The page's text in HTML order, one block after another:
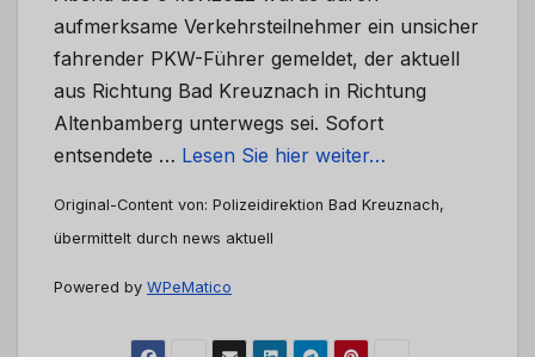
aufmerksame Verkehrsteilnehmer ein unsicher
fahrender PKW-Führer gemeldet, der aktuell
aus Richtung Bad Kreuznach in Richtung
Altenbamberg unterwegs sei. Sofort
entsendete … Lesen Sie hier weiter…
Original-Content von: Polizeidirektion Bad Kreuznach,
übermittelt durch news aktuell
Powered by WPeMatico